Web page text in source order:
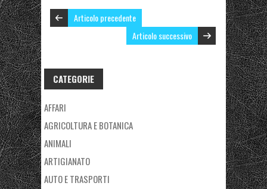
Articolo precedente
Articolo successivo
CATEGORIE
AFFARI
AGRICOLTURA E BOTANICA
ANIMALI
ARTIGIANATO
AUTO E TRASPORTI